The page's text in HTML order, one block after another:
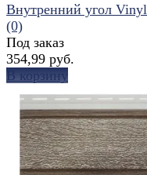
избранное сравнить
Внутренний угол
(0)
Под заказ
354,99 руб.
В корзину